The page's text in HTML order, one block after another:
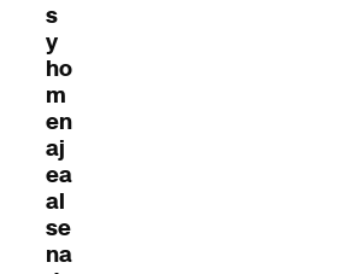
s
y
ho
m
en
aj
ea
al
se
na